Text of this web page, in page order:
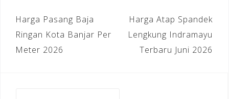
e
b
o
gr
a
m
r
e
st
Navigasi
pos
Harga Pasang Baja
Ringan Kota Banjar Per
Meter 2026
Harga Atap Spandek
Lengkung Indramayu
Terbaru Juni 2026